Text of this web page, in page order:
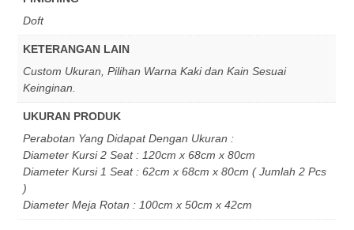
Doft
KETERANGAN LAIN
Custom Ukuran, Pilihan Warna Kaki dan Kain Sesuai
Keinginan.
UKURAN PRODUK
Perabotan Yang Didapat Dengan Ukuran :
Diameter Kursi 2 Seat : 120cm x 68cm x 80cm
Diameter Kursi 1 Seat : 62cm x 68cm x 80cm ( Jumlah 2 Pcs
)
Diameter Meja Rotan : 100cm x 50cm x 42cm